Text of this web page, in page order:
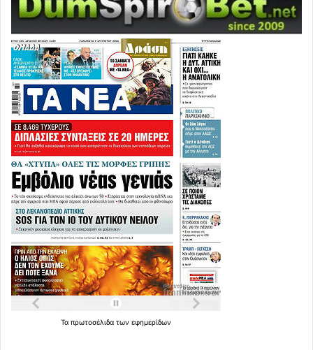
Τα πρωτοσέλιδα των εφημερίδων